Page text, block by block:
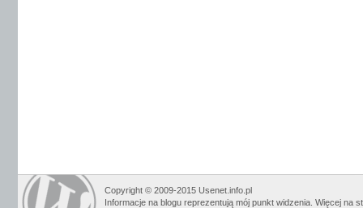
Copyright © 2009-2015 Usenet.info.pl
Informacje na blogu reprezentują mój punkt widzenia. Więcej na